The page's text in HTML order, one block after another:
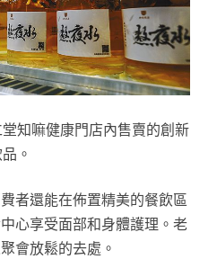
知嘛健康門店內售賣的創新
。
者還能在佈置精美的餐飲區
心享受面部和身體護理。老
會放鬆的去處。